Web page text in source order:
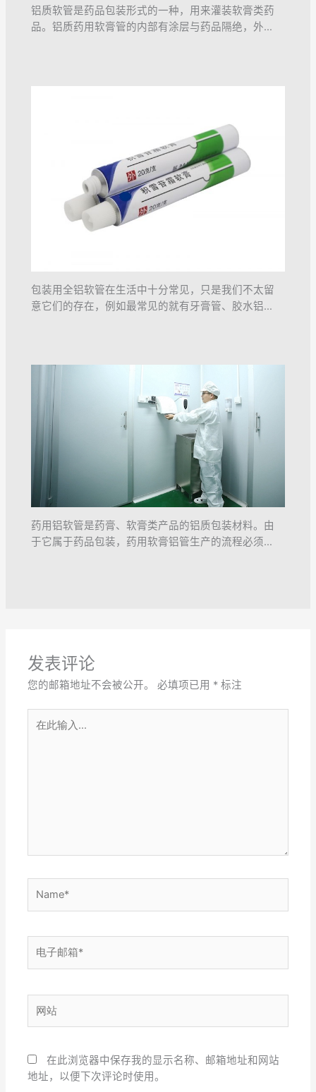
铝质软管是药品包装形式的一种，用来灌装软膏类药
品。铝质药用软膏管的内部有涂层与药品隔绝，外…
包装用全铝软管在生活中十分常见，只是我们不太留
意它们的存在，例如最常见的就有牙膏管、胶水铝…
药用铝软管是药膏、软膏类产品的铝质包装材料。由
于它属于药品包装，药用软膏铝管生产的流程必须…
发表评论
您的邮箱地址不会被公开。 必填项已用 * 标注
子
箱
站
在此浏览器中保存我的显示名称、邮箱地址和网站
地址，以便下次评论时使用。